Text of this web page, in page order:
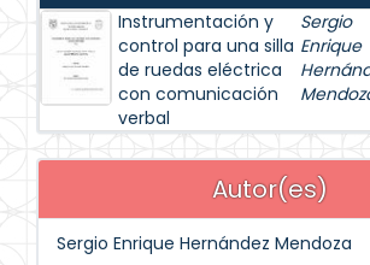
Instrumentación y
control para una silla
de ruedas eléctrica
con comunicación
verbal
Sergio
Enrique
Autor(es)
Sergio Enrique Hernández Mendoza